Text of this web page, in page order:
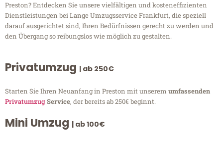
Preston? Entdecken Sie unsere vielfältigen und kosteneffizienten
Dienstleistungen bei Lange Umzugsservice Frankfurt, die speziell
darauf ausgerichtet sind, Ihren Bedürfnissen gerecht zu werden und
den Übergang so reibungslos wie möglich zu gestalten.
Privatumzug | ab 250€
Starten Sie Ihren Neuanfang in Preston mit unserem umfassenden
PrivatumzugService, der bereits ab 250€ beginnt.
Mini Umzug | ab 100€